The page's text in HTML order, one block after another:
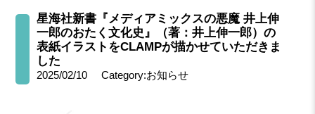
星海社新書『メディアミックスの悪魔 井上伸
一郎のおたく文化史』（著：井上伸一郎）の
表紙イラストをCLAMPが描かせていただきま
した
2025/02/10 Category:お知らせ